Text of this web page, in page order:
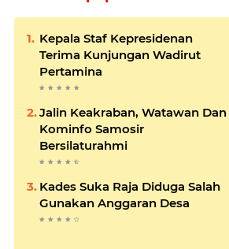
Kepala Staf Kepresidenan
Terima Kunjungan Wadirut
Pertamina
Jalin Keakraban, Watawan Dan
Kominfo Samosir
Bersilaturahmi
Kades Suka Raja Diduga Salah
Gunakan Anggaran Desa